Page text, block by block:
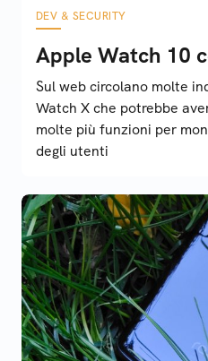
DEV & SECURITY
Apple Watch 10
Sul web circolano molte
Watch X che potrebbe
molte più funzioni per
degli utenti